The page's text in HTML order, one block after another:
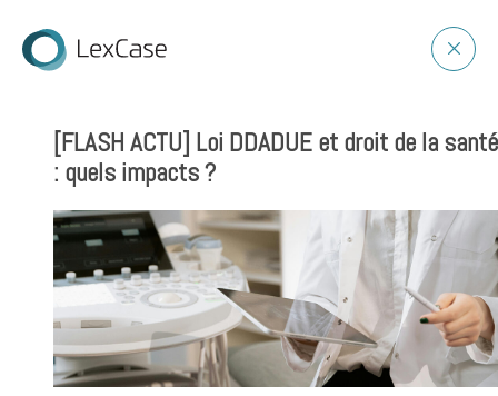
[FLASH ACTU] Loi DDADUE et droit de la santé
: quels impacts ?